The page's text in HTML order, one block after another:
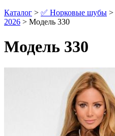
Каталог > ✅ Норковые шубы >
2026 > Модель 330
Модель 330